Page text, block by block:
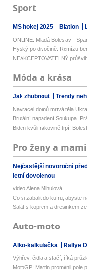
Sport
MS hokej 2025 Biatlon
ONLINE: Mladá Boleslav -
Hyský po divočině: Remízu
NEAKCEPTOVATELNÝ
Móda a krása
Jak zhubnout Trendy
Navracel domů mrtvá těla
Brutální napadení Soukupa.
Biden kvůli rakovině trpí!
Pro ženy a
Nejčastější novoroční
letní dovolenou
video Alena Mihulová
Co si zabalit do kufru, abyste
Salát s koprem a dresinkem
Auto-moto
Alko-kalkulačka Rallye
Výhřev, čidla a stačí, říká
MotoGP: Martin proměnil pole